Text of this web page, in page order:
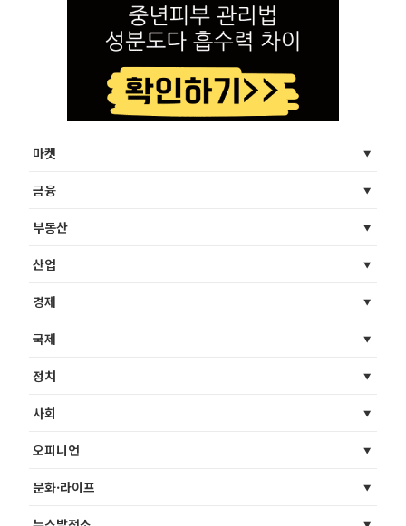
마켓
금융
부동산
산업
경제
국제
정치
사회
오피니언
문화·라이프